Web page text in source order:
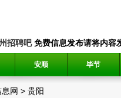
招聘吧免费信息发布请将内容
安顺 毕节
网 > 贵阳